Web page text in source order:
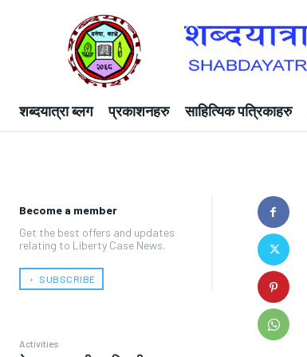
शब्दयात्रा ब्लग प्रकाशनहरु साहित्यिक पत्रिकाहरु
Become a member
Get the best offers and updates
relating to Liberty Case News.
﹢ SUBSCRIBE
Activities